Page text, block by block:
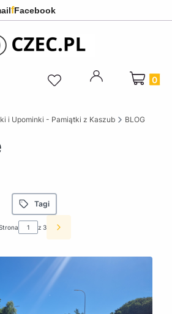
fFacebook
Produkty
i Upominki - Pamiątki z Kaszub BLOG
Tagi
z 3 Następne wpisy